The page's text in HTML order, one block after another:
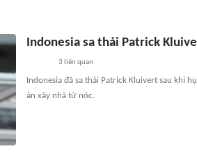
Indonesia sa thải Patrick
3 liên quan
Indonesia đã sa thải Patrick Kluivert sau khi
án xây nhà từ nóc.